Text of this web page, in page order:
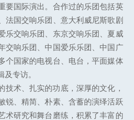
要国际演出。合作过的乐团包括英
法国交响乐团、意大利威尼斯歌剧
乐交响乐团、东京交响乐团、夏威
交响乐团、中国爱乐乐团、中国广
个国家的电视台、电台，平面媒体
及专访。
技术、扎实的功底，深厚的文化，
锐、精简、朴素、含蓄的演绎活跃
术研究和舞台磨练，积累了丰富的